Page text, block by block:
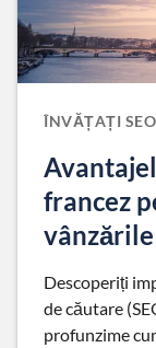
ÎNVĂȚAȚI SEO
francez
Descoperiți
de căutare
profunzime